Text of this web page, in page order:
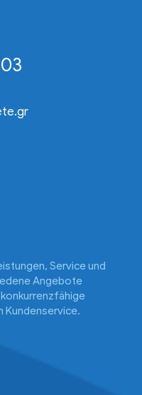
Service und
Angebote
konkurrenzfähige
Kundenservice.